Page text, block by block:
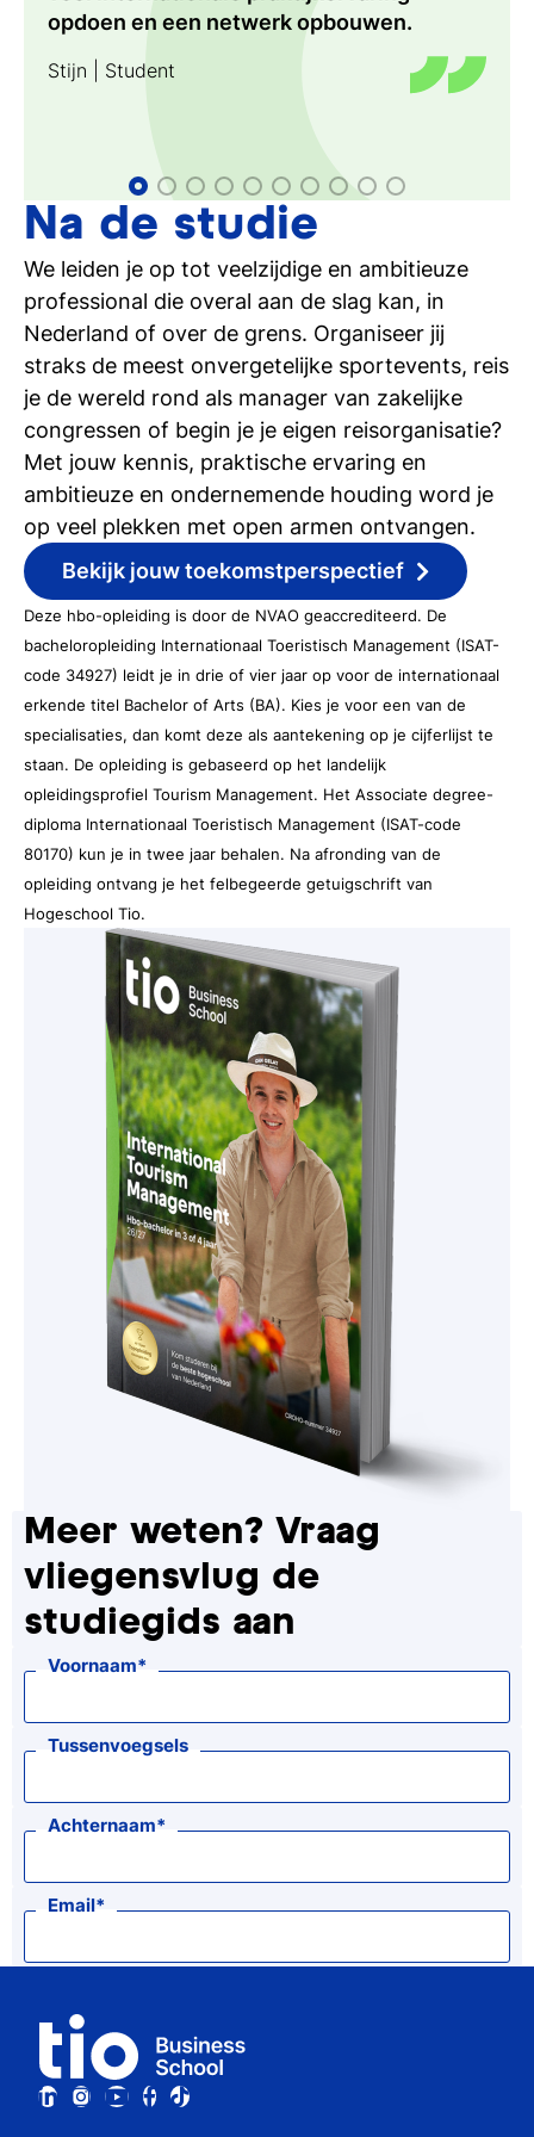
opdoen en een netwerk opbouwen.
Stijn | Student
Internationaal Toeristisch
Management
van de wereld het veel slechter heeft dan
wij. Care for other people around you!
Sophie de Weerdt | Studente
Internationaal Toeristisch
Management
Edgar Fluijt | Trip.me
klassen. Tio laat je stevig in je schoenen
Cas den Blanken | Student
Internationaal Toeristisch
Ryan Bakker | Toerismestudente
Carmen Vollebregt | Internationaal
Toeristisch Management
Na de studie
We leiden je op tot veelzijdige en ambitieuze
professional die overal aan de slag kan, in
Nederland of over de grens. Organiseer jij
straks de meest onvergetelijke sportevents, reis
je de wereld rond als manager van zakelijke
congressen of begin je je eigen reisorganisatie?
Met jouw kennis, praktische ervaring en
ambitieuze en ondernemende houding word je
op veel plekken met open armen ontvangen.
Bekijk jouw toekomstperspectief
Deze hbo-opleiding is door de NVAO geaccrediteerd. De
bacheloropleiding Internationaal Toeristisch Management (ISAT-
code 34927) leidt je in drie of vier jaar op voor de internationaal
erkende titel Bachelor of Arts (BA). Kies je voor een van de
specialisaties, dan komt deze als aantekening op je cijferlijst te
staan. De opleiding is gebaseerd op het landelijk
opleidingsprofiel Tourism Management. Het Associate degree-
diploma Internationaal Toeristisch Management (ISAT-code
80170) kun je in twee jaar behalen. Na afronding van de
opleiding ontvang je het felbegeerde getuigschrift van
Hogeschool Tio.
Meer weten? Vraag
vliegensvlug de
studiegids aan
Voornaam
Tussenvoegsels
Achternaam
Email